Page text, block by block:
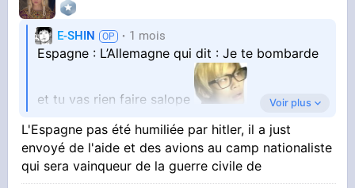
E-SHIN 1 mois
Espagne : L’Allemagne qui dit : Je te bombarde
et tu vas rien faire salope
Italie : Hitler traité privé Mussolini de pantin,
c’était un putain de ventriloque qui obéissait
Voir plus
L'Espagne pas été humiliée par hitler, il a just
envoyé de l'aide et des avions au camp nationaliste
qui sera vainqueur de la guerre civile de